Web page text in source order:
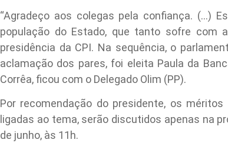
“Agradeço aos colegas pela confiança. (…)
população do Estado, que tanto sofre com
presidência da CPI. Na sequência, o
aclamação dos pares, foi eleita Paula da
Corrêa, ficou com o Delegado Olim (PP).
Por recomendação do presidente, os
ligadas ao tema, serão discutidos apenas na
de junho, às 11h.